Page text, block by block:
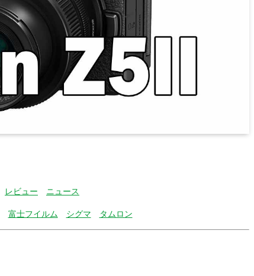
レビュー ニュース
富士フイルム シグマ タムロン